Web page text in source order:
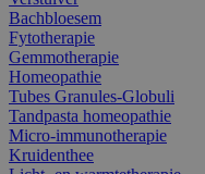
Bachbloesem
Fytotherapie
Gemmotherapie
Homeopathie
Tubes Granules-Globuli
Tandpasta homeopathie
Micro-immunotherapie
Kruidenthee